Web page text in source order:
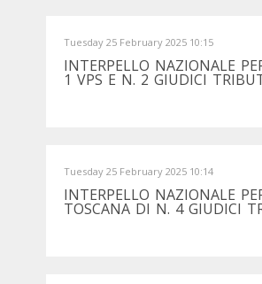
Tuesday 25 February 2025 10:15
INTERPELLO NAZIONALE
1 VPS E N. 2 GIUDICI
Tuesday 25 February 2025 10:14
INTERPELLO NAZIONALE
TOSCANA DI N. 4 GIUDICI